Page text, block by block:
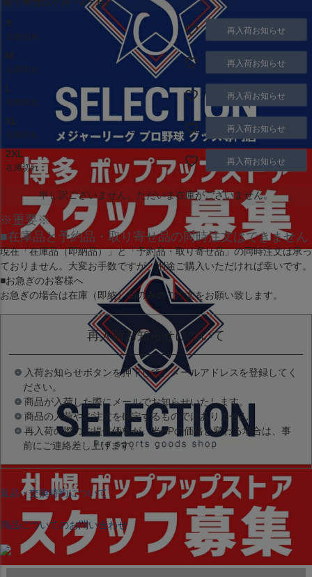
S
在庫切れ
再入荷お知らせ
M
在庫切れ
再入荷お知らせ
L
在庫切れ
再入荷お知らせ
XL
在庫切れ
再入荷お知らせ
2XL
在庫切れ
再入荷お知らせ
申し訳ございません。ただいま在庫がございません。
※重要※
■在庫品と予約品・取り寄せ品の同時注文はできません
現在「在庫品（即納品）」と「予約品・取り寄せ品」の同時注文は承っ
ておりません。大変お手数ですが、別途ご購入いただければ幸いです。
■お急ぎのお客様へ
お急ぎの場合は在庫（即納）品のみのご注文をお願い致します。
再入荷お知らせについて
入荷お知らせボタンを押下して、メールアドレスを登録してく
ださい。
商品が入荷した際にメールでお知らせいたします。
商品の入荷やご注文を確定するものではありません。
再入荷の際のご提供価格が、当HPの価格と変わる場合は、事
前にご連絡差し上げます。
返品・交換特約について
商品についてのお問い合わせ